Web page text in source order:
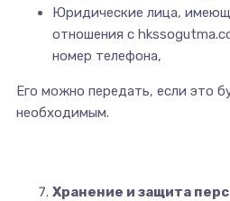
Юридические лица,
отношения с
номер телефона,
Его можно передать, если это
необходимым.
Хранение и защита